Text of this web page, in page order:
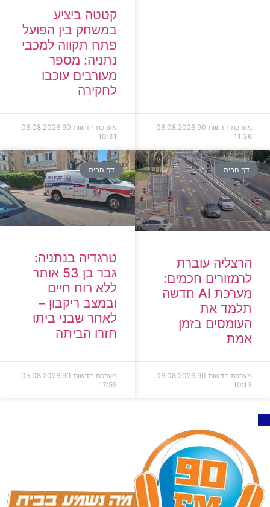
מערכת חדשות 90
06.08.2026
11:36
קטטה ביציע
במשחק בין הפועל
פתח תקווה למכבי
נתניה: מספר
מעורבים עוכבו
לחקירה
מערכת חדשות 90
06.08.2026
10:31
דף הבית
הרצליה עוברת
לרמזורים חכמים:
מערכת AI חדשה
תלמד את
העומסים בזמן
אמת
מערכת חדשות 90
06.08.2026
10:13
דף הבית
טרגדיה בנתניה:
גבר בן 53 אותר
ללא רוח חיים
ובמצב ריקבון –
לאחר שבני ביתו
חזרו הביתה
מערכת חדשות 90
05.08.2026
17:55